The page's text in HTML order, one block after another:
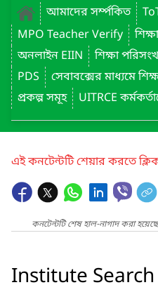
আমাদের সর্ম্পকিত
MPO Teacher Verify
অনলাইন EIIN
শিক্ষা
PDS
সেবাবক্সের মাধ্যমে
প্রকল্প সমূহ
UITRCE
এই কনটেন্টটি শেয়ার করতে
কনটেন্টটি শেষ হাল-নাগাদ করা
Institute Search